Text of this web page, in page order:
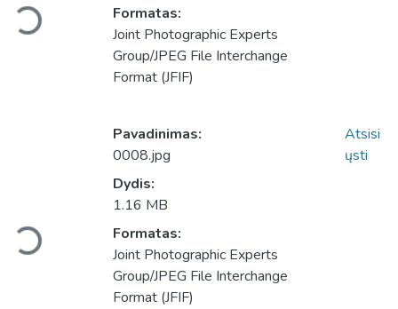
Įkeliama...
Formatas:
Joint Photographic Experts
Group/JPEG File Interchange
Format (JFIF)
Įkeliama...
Pavadinimas:
0008.jpg
Dydis:
1.16 MB
Formatas:
Joint Photographic Experts
Group/JPEG File Interchange
Format (JFIF)
Atsisi
ųsti